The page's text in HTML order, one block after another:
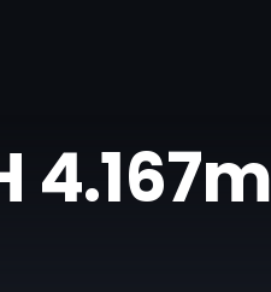
4.167m